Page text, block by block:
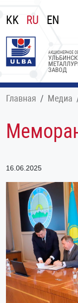
KK RU EN
ЗАВОД
АКЦИОНЕРНОЕ
Главная Медиа
16.06.2025